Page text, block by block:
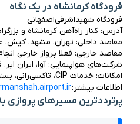
فرودگاه کرمانشاه در یک نگاه
فرودگاه شهید‌اشرفی‌اصفهانی
آدرس: کنار راه‌آهن کرمانشاه و بزرگراه کرمانشاه – تهران
مقاصد داخلی: تهران، مشهد،
مقاصد خارجی: فعلا پرواز خارجی انجام
شرکت‌های هواپیمایی: آوا، ایران ایر، قشم ایر، ماهان، کارون، سپهران
امکانات: خدمات CIP، تاکسی‌رانی، بسته‌بندی بار و غرفه‌های تجاری
اطلاعات بیشتر:
پرترددترین مسیرهای پروازی